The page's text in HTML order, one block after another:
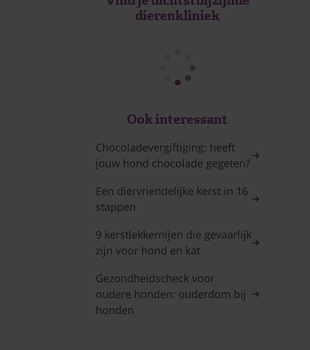
dierenkliniek
Ook interessant
Chocoladevergiftiging: heeft
jouw hond chocolade gegeten?
Een diervriendelijke kerst in 16
stappen
9 kerstlekkernijen die gevaarlijk
zijn voor hond en kat
Gezondheidscheck voor
oudere honden: ouderdom bij
honden